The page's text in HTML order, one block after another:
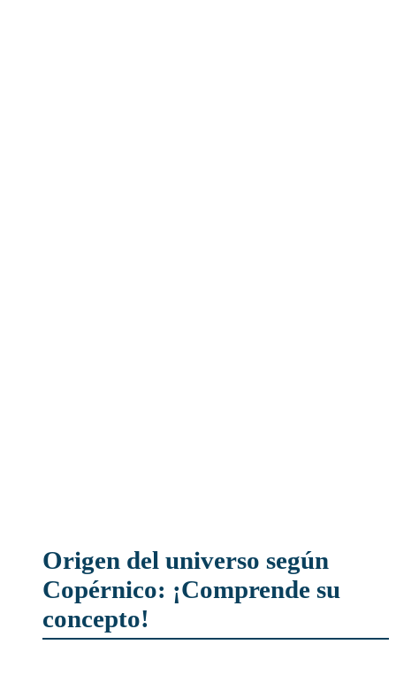
Origen del universo según
Copérnico: ¡Comprende su
concepto!